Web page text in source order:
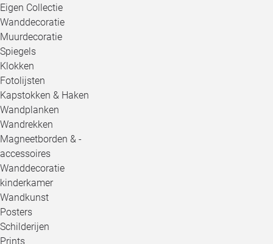
Eigen Collectie
Wanddecoratie
Muurdecoratie
Spiegels
Klokken
Fotolijsten
Kapstokken & Haken
Wandplanken
Wandrekken
Magneetborden & -
accessoires
Wanddecoratie
kinderkamer
Wandkunst
Posters
Schilderijen
Prints